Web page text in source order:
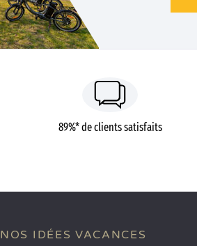
89%* de clients satisfaits
NOS IDÉES VACANCES